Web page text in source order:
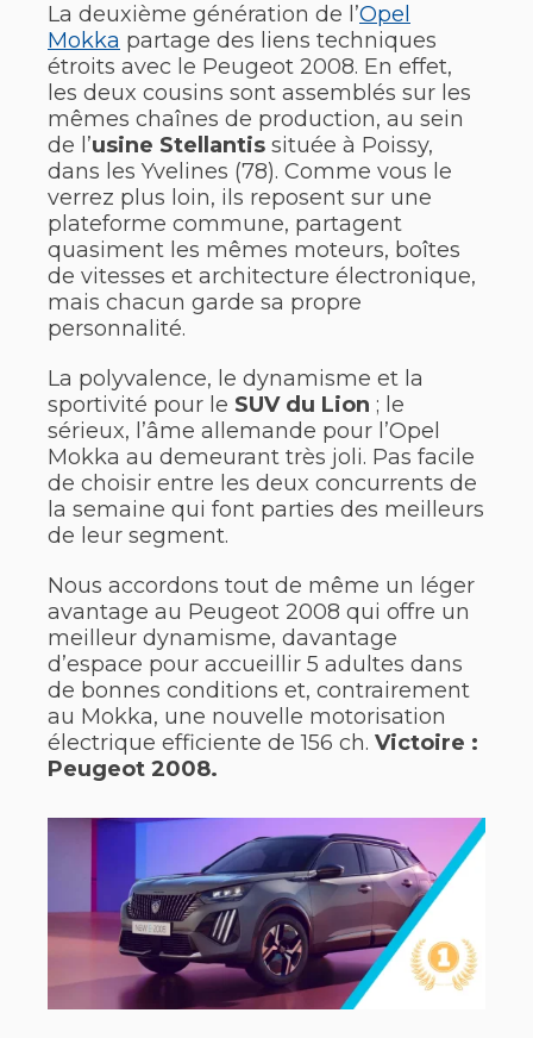
La deuxième génération de l’Opel
Mokka partage des liens techniques
étroits avec le Peugeot 2008. En effet,
les deux cousins sont assemblés sur les
mêmes chaînes de production, au sein
de l’usine Stellantis située à Poissy,
dans les Yvelines (78). Comme vous le
verrez plus loin, ils reposent sur une
plateforme commune, partagent
quasiment les mêmes moteurs, boîtes
de vitesses et architecture électronique,
mais chacun garde sa propre
personnalité.
La polyvalence, le dynamisme et la
sportivité pour le SUV du Lion ; le
sérieux, l’âme allemande pour l’Opel
Mokka au demeurant très joli. Pas facile
de choisir entre les deux concurrents de
la semaine qui font parties des meilleurs
de leur segment.
Nous accordons tout de même un léger
avantage au Peugeot 2008 qui offre un
meilleur dynamisme, davantage
d’espace pour accueillir 5 adultes dans
de bonnes conditions et, contrairement
au Mokka, une nouvelle motorisation
électrique efficiente de 156 ch. Victoire :
Peugeot 2008.